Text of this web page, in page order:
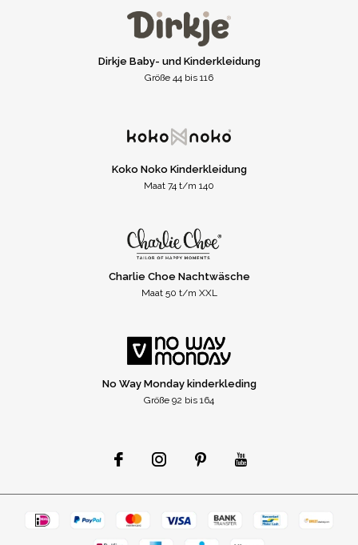
Dirkje Baby- und Kinderkleidung
Größe 44 bis 116
Koko Noko Kinderkleidung
Maat 74 t/m 140
Charlie Choe Nachtwäsche
Maat 50 t/m XXL
No Way Monday kinderkleding
Größe 92 bis 164